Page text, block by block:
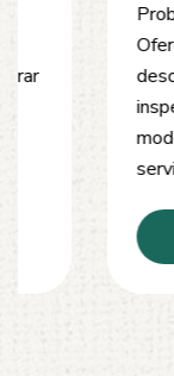
Problemas
Oferecemos
inspeção e
modernos e
serviço
Saiba